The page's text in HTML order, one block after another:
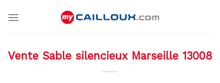
Vente Sable silencieux Marseille 13008